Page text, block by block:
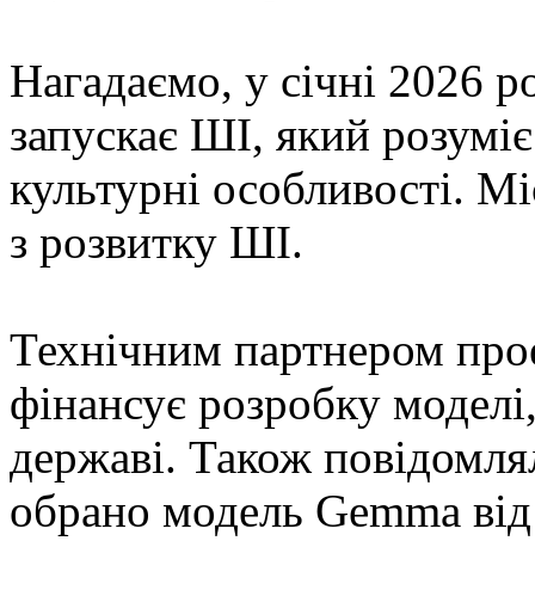
Нагадаємо, у січні 2026
запускає ШІ, який
культурні особливості.
з розвитку ШІ.
Технічним партнером
фінансує розробку
державі. Також
обрано модель Gemma